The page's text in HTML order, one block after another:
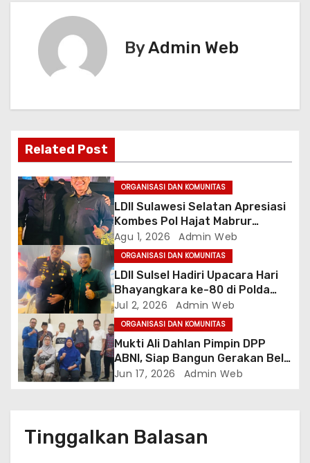
s
i
p
o
s
ByAdmin Web
Related Post
ORGANISASI DAN KOMUNITAS
LDII Sulawesi Selatan Apresiasi
Kombes Pol Hajat Mabrur
Bujangga, Sambut Dirintelkam
Baru Kombes Pol Dulfi Muis
Agu 1, 2026 Admin Web
ORGANISASI DAN KOMUNITAS
LDII Sulsel Hadiri Upacara Hari
Bhayangkara ke-80 di Polda
Sulsel, Tegaskan Komitmen
Sinergi Jaga Kamtibmas
Jul 2, 2026 Admin Web
ORGANISASI DAN KOMUNITAS
Mukti Ali Dahlan Pimpin DPP
ABNI, Siap Bangun Gerakan Bela
Negara dari Daerah hingga
Jun 17, 2026 Admin Web
Tinggalkan Balasan